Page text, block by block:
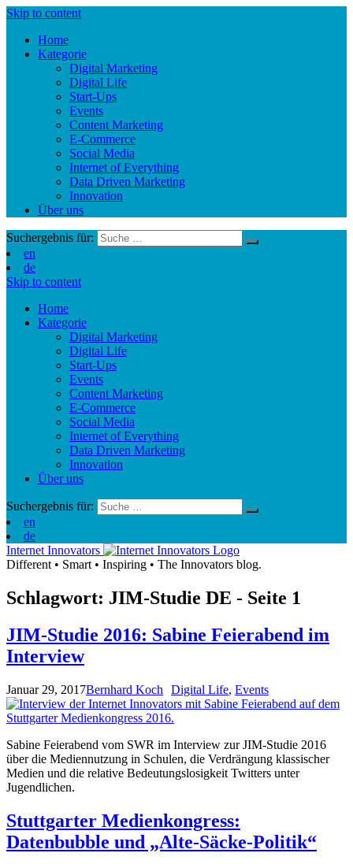
Skip to content
Home
Kategorie
Digital Marketing
Digital Life
Start-Ups
Events
Content Marketing
E-Commerce
Social Media
Internet of Everything
Data Driven Marketing
Innovation
Über uns
Suchergebnis für:
en
de
Skip to content
Home
Kategorie
Digital Marketing
Digital Life
Start-Ups
Events
Content Marketing
E-Commerce
Social Media
Internet of Everything
Data Driven Marketing
Innovation
Über uns
Suchergebnis für:
en
de
Internet Innovators
Different • Smart • Inspiring • The Innovators blog.
Schlagwort: JIM-Studie DE - Seite 1
JIM-Studie 2016: Sabine Feierabend im
Interview
Januar 29, 2017Bernhard Koch Digital Life, Events
Sabine Feierabend vom SWR im Interview zur JIM-Studie 2016
über die Mediennutzung in Schulen, die Verdrängung klassischer
Medien und die relative Bedeutungslosigkeit Twitters unter
Jugendlichen.
Stuttgarter Medienkongress:
Datenbubble und „Alte-Säcke-Politik“